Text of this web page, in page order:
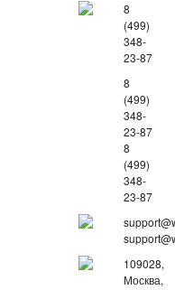
8
(499)
348-
23-87
8
(499)
348-
23-87
8
(499)
348-
23-87
109028,
Москва,